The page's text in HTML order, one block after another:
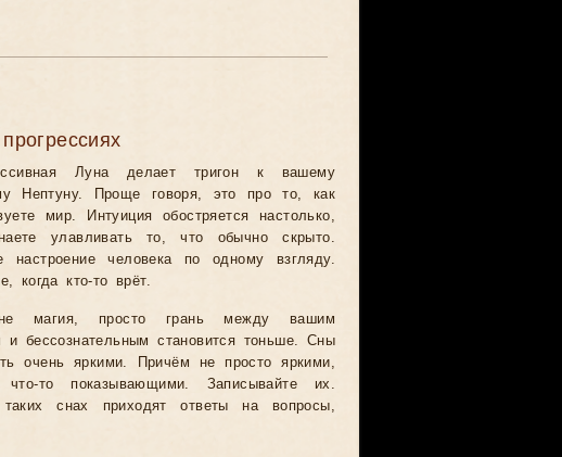
Луна делает тригон к вашему
Нептуну. Проще говоря, это про то, как
мир. Интуиция обостряется настолько,
улавливать то, что обычно скрыто.
настроение человека по одному взгляду.
когда кто-то врёт.
магия, просто грань между вашим
и бессознательным становится тоньше. Сны
очень яркими. Причём не просто яркими,
то показывающими. Записывайте их.
снах приходят ответы на вопросы,